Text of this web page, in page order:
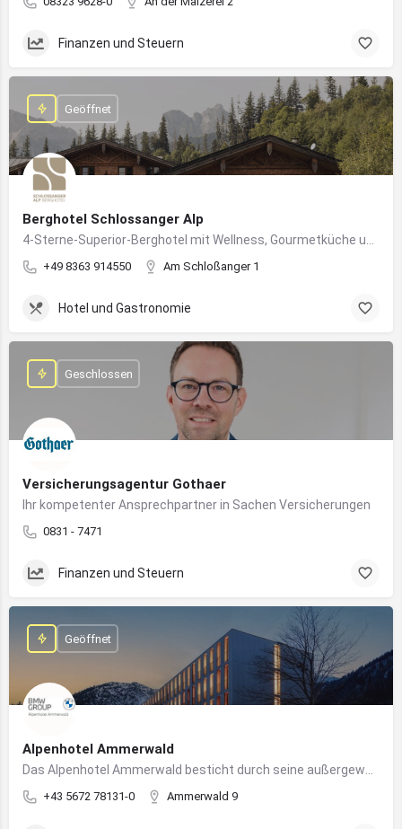
Finanzen und Steuern
Berghotel Schlossanger Alp
+49 8363 914550 Am Schloßanger 1
Geöffnet
Hotel und Gastronomie
Versicherungsagentur Gothaer
Ihr kompetenter Ansprechpartner in Sachen Versicherungen
0831 - 7471
Geschlossen
Finanzen und Steuern
Alpenhotel Ammerwald
+43 5672 78131-0 Ammerwald 9
Geöffnet